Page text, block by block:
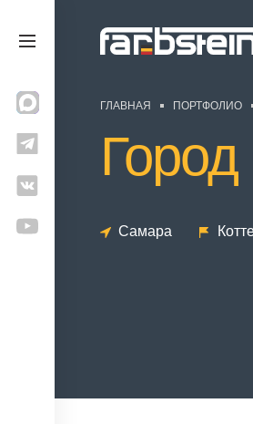
ГЛАВНАЯ ПОРТФОЛИО
Самара